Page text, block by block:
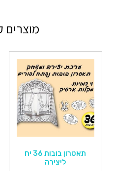
מוצרים
תאטרון בובות 36 יח
ליצירה